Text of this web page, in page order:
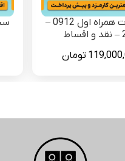
سیم کارت همراه اول 0912 –
تومان